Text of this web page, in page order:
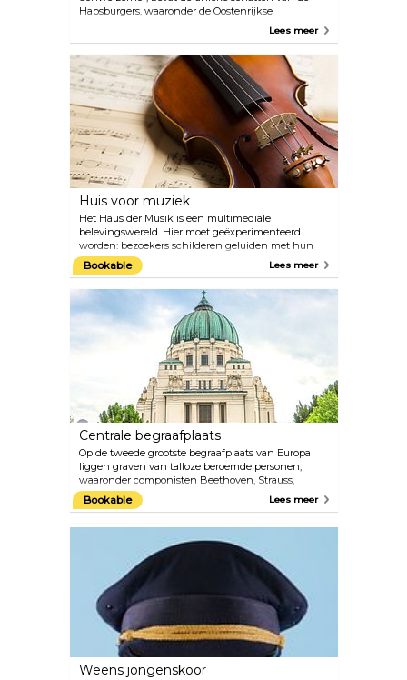
Habsburgers, waaronder de Oostenrijkse
keizerskroon en de kroonjuwelen van het Heilige
van de Orde van het Gulden Vlies en de collecties
van onschatbare Bourgondische schatten uit de
15e eeuw. Juwelen van de Habsburgse keizerin en
stukken van de originele sieraden van keizerin
Elisabeth zijn hier ook te zien. Je kunt ook
legendarische schatten ontdekken zoals de Heilige
Lans uit de 8e eeuw, de grootste gesneden smaragd
ter wereld en de hoorn van de fantastische
eenhoorn.
Lees meer
Huis voor muziek
Het Haus der Musik is een multimediale
belevingswereld. Hier moet geëxperimenteerd
worden: bezoekers schilderen geluiden met hun
vingers en regisseren het Wiener Philharmonisch
Orkest. De akoestische reis varieert van prenatale
hoorervaringen over de ontwikkeling van het
menselijk oor en de eerste muziekinstrumenten tot
en met de geluiden van de kosmos. Genieën zoals
Wolfgang Amadeus Mozart en Johann Strauss
krijgen originele partituren, programma's, kostuums
en persoonlijke spullen voorgeschoteld. Op de
bovenste verdieping van het geluidsmuseum biedt
het restaurant Huth heerlijke Oostenrijkse
gerechten met een prachtig uitzicht over de daken
van Wenen.
Bookable Lees meer
Centrale begraafplaats
Op de tweede grootste begraafplaats van Europa
liggen graven van talloze beroemde personen,
waaronder componisten Beethoven, Strauss,
Mozart en Salieri. De begraafplaats met meerdere
denominaties vertegenwoordigt een uniek
kerkhofkerk Lueger Kirche. Meer dan 250 originele
voorwerpen en fotomateriaal zijn te zien in het
Begrafenismuseum, waaronder een originele
“Fourgon” (koets voor het vervoer van lichamen)
van rond het jaar 1900. Mis deze macabere reis naar
het ceremoniële verleden niet.
Bookable Lees meer
Weens jongenskoor